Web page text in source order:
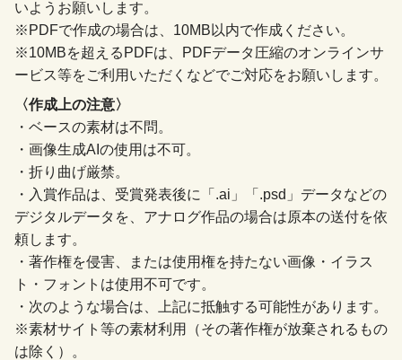
いようお願いします。
※PDFで作成の場合は、10MB以内で作成ください。
※10MBを超えるPDFは、PDFデータ圧縮のオンラインサ
ービス等をご利用いただくなどでご対応をお願いします。
〈作成上の注意〉
・ベースの素材は不問。
・画像生成AIの使用は不可。
・折り曲げ厳禁。
・入賞作品は、受賞発表後に「.ai」「.psd」データなどの
デジタルデータを、アナログ作品の場合は原本の送付を依
頼します。
・著作権を侵害、または使用権を持たない画像・イラス
ト・フォントは使用不可です。
・次のような場合は、上記に抵触する可能性があります。
※素材サイト等の素材利用（その著作権が放棄されるもの
は除く）。